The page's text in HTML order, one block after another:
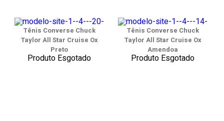
Tênis Converse Chuck
Taylor All Star Cruise Ox
Preto
Produto Esgotado
Tênis Converse Chuck
Taylor All Star Cruise Ox
Amendoa
Produto Esgotado